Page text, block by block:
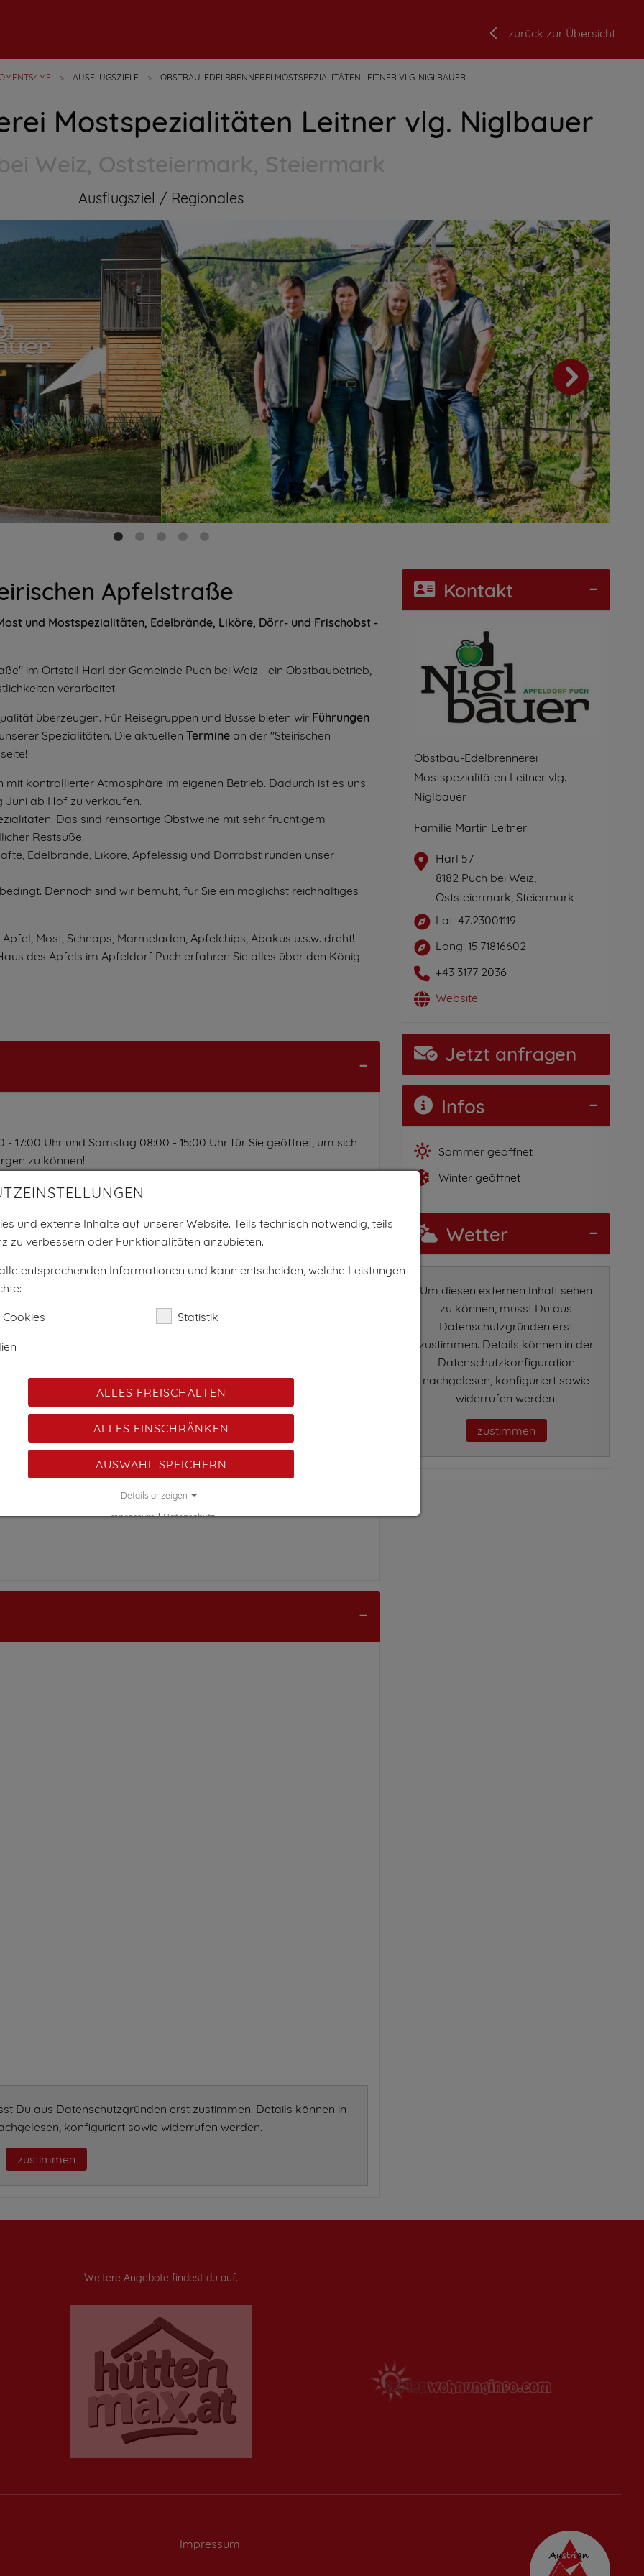
zurück zur Übersicht
AUSFLUGSZIELE OBSTBAU-EDELBRENNEREI MOSTSPEZIALITÄTEN LEITNER VLG. NIGLBAUER
Mostspezialitäten Leitner vlg. Niglbauer
Weiz, Oststeiermark, Steiermark
Ausflugsziel Regionales
Apfelstraße
und Mostspezialitäten, Edelbrände, Liköre, Dörr- und Frischobst -
im Ortsteil Harl der Gemeinde Puch bei Weiz - ein Obstbaubetrieb,
verarbeitet.
überzeugen. Für Reisegruppen und Busse bieten wir Führungen
Spezialitäten. Die aktuellen Termine an der "Steirischen
kontrollierter Atmosphäre im eigenen Betrieb. Dadurch ist es uns
Juni ab Hof zu verkaufen.
Das sind reinsortige Obstweine mit sehr fruchtigem
Restsüße.
Edelbrände, Liköre, Apfelessig und Dörrobst runden unser
Dennoch sind wir bemüht, für Sie ein möglichst reichhaltiges
Most, Schnaps, Marmeladen, Apfelchips, Abakus u.s.w. dreht!
des Apfels im Apfeldorf Puch erfahren Sie alles über den König
Uhr und Samstag 08:00 - 15:00 Uhr für Sie geöffnet, um sich
zu können!
Jonagold, Golden Delicious, Idared, Dalinbel, Rubinette,
Bosnische Zwetschke, Hauszwetschke
"Bag In Box" erhältlich!
Karotte, Isabellatraube
Elstar, Dalinbel
Apfelbeere, Elstar, Holunder, Vogelbeere, Kriecherl,
Weichsel, Nuss
Du aus Datenschutzgründen erst zustimmen. Details können in
konfiguriert sowie widerrufen werden.
zustimmen
Kontakt
Obstbau-Edelbrennerei
Mostspezialitäten Leitner vlg.
Niglbauer
Familie Martin Leitner
Harl 57
8182 Puch bei Weiz,
Oststeiermark, Steiermark
Lat: 47.23001119
Long: 15.71816602
+43 3177 2036
Website
Jetzt anfragen
Infos
Sommer geöffnet
Winter geöffnet
Wetter
Um diesen externen Inhalt sehen
zu können, musst Du aus
Datenschutzgründen erst
zustimmen. Details können in der
Datenschutzkonfiguration
nachgelesen, konfiguriert sowie
widerrufen werden.
zustimmen
Weitere Angebote findest du auf:
Impressum
und externe Inhalte auf unserer Website. Teils technisch notwendig, teils
zu verbessern oder Funktionalitäten anzubieten.
entsprechenden Informationen und kann entscheiden, welche Leistungen
Statistik
ALLES FREISCHALTEN
ALLES EINSCHRÄNKEN
AUSWAHL SPEICHERN
Details anzeigen
Impressum|Datenschutz